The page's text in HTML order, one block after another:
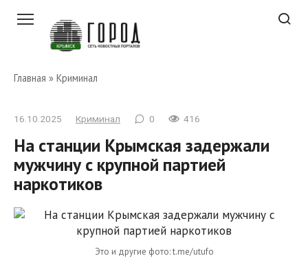
Главная » Криминал
16.10.2025 Криминал 0 416
На станции Крымская задержали
мужчину с крупной партией
наркотиков
Это и другие фото: t.me/utufo